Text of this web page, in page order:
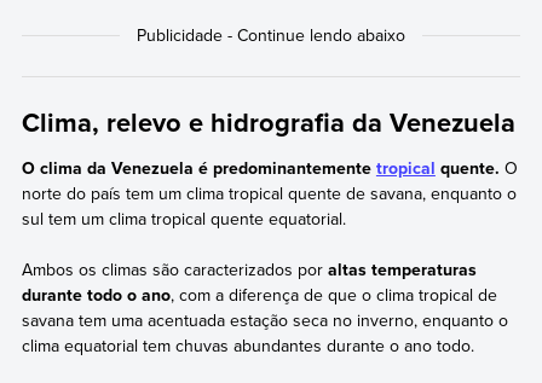
Clima, relevo e hidrografia da Venezuela
O clima da Venezuela é predominantemente tropical quente. O
norte do país tem um clima tropical quente de savana, enquanto o
sul tem um clima tropical quente equatorial.
Ambos os climas são caracterizados por altas temperaturas
durante todo o ano, com a diferença de que o clima tropical de
savana tem uma acentuada estação seca no inverno, enquanto o
clima equatorial tem chuvas abundantes durante o ano todo.